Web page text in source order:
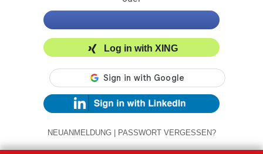
Log in with XING
NEUANMELDUNG | PASSWORT VERGESSEN?